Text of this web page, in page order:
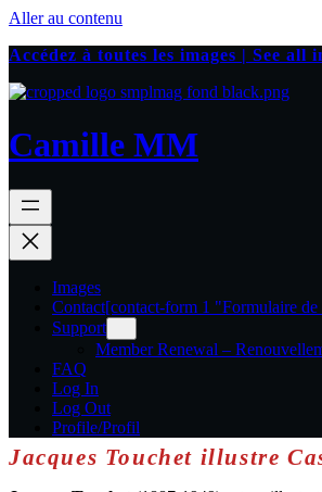
Aller au contenu
Accédez à toutes les images | See all
Camille MM
Images
Contact[contact-form 1 "Formulaire
Support
Member Renewal –
FAQ
Log In
Log Out
Profile/Profil
Jacques Touchet illustre